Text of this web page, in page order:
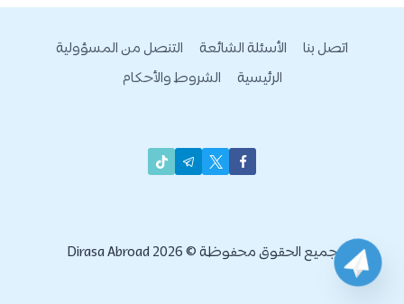
اتصل بنا الأسئلة الشائعة
التنصل من المسؤولية
الرئيسية
الشروط والأحكام
جميع الحقوق محفوظة © 2026 Dirasa Abroad